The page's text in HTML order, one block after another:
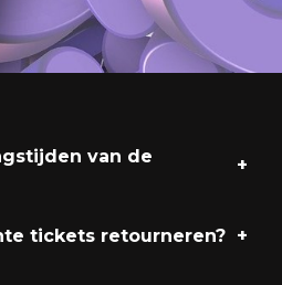
van de
tickets retourneren?